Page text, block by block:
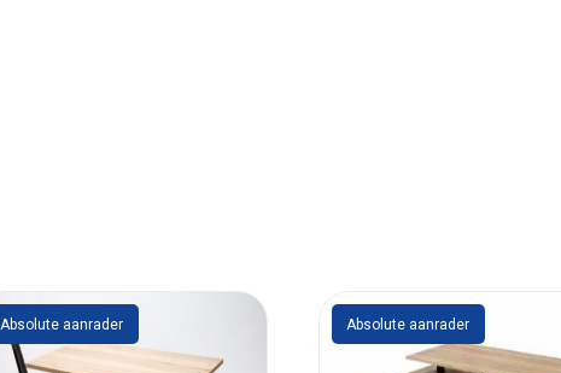
Absolute aanrader Absolute aanrader